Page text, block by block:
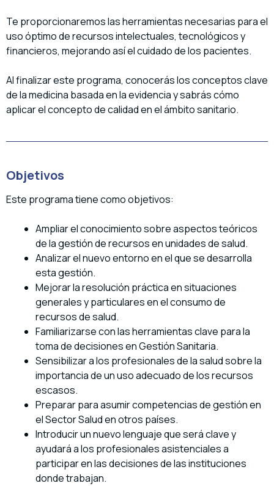
Te proporcionaremos las herramientas necesarias para el
uso óptimo de recursos intelectuales, tecnológicos y
financieros, mejorando así el cuidado de los pacientes.
Al finalizar este programa, conocerás los conceptos clave
de la medicina basada en la evidencia y sabrás cómo
aplicar el concepto de calidad en el ámbito sanitario.
Objetivos
Este programa tiene como objetivos:
Ampliar el conocimiento sobre aspectos teóricos
de la gestión de recursos en unidades de salud.
Analizar el nuevo entorno en el que se desarrolla
esta gestión.
Mejorar la resolución práctica en situaciones
generales y particulares en el consumo de
recursos de salud.
Familiarizarse con las herramientas clave para la
toma de decisiones en Gestión Sanitaria.
Sensibilizar a los profesionales de la salud sobre la
importancia de un uso adecuado de los recursos
escasos.
Preparar para asumir competencias de gestión en
el Sector Salud en otros países.
Introducir un nuevo lenguaje que será clave y
ayudará a los profesionales asistenciales a
participar en las decisiones de las instituciones
donde trabajan.